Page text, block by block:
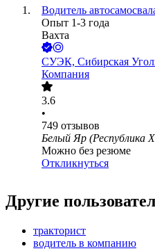
Водитель
Опыт 1-3 года
Вахта
СУЭК, Сибирская
Компания
3.6
•
749 отзывов
Белый Яр (Республика
Можно без резюме
Откликнуться
Другие
тракторист
водитель в компанию